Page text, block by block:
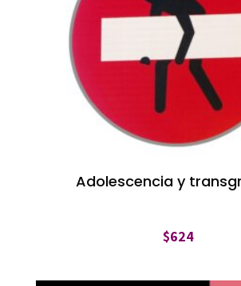
Adolescencia y
$624